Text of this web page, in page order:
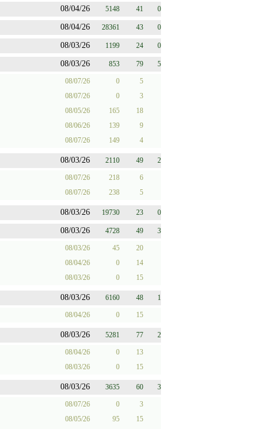
08/04/26 5148 41 0
08/04/26 28361 43 0
08/03/26 1199 24 0
08/03/26 853 79 5
08/07/26 0 5
08/07/26 0 3
08/05/26 165 18
08/06/26 139 9
08/07/26 149 4
08/03/26 2110 49 2
08/07/26 218 6
08/07/26 238 5
08/03/26 19730 23 0
08/03/26 4728 49 3
08/03/26 45 20
08/04/26 0 14
08/03/26 0 15
08/03/26 6160 48 1
08/04/26 0 15
08/03/26 5281 77 2
08/04/26 0 13
08/03/26 0 15
08/03/26 3635 60 3
08/07/26 0 3
08/05/26 95 15